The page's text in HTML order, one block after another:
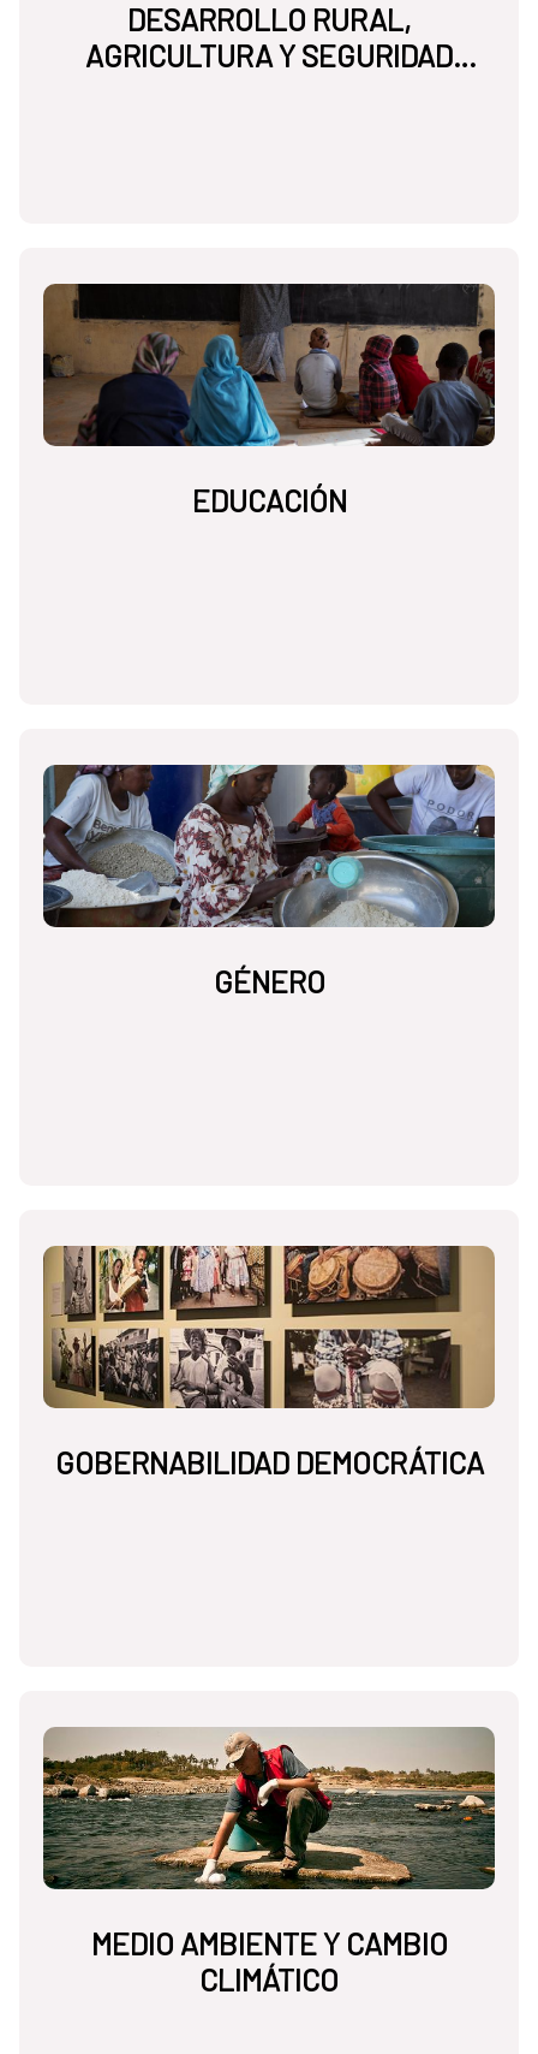
DESARROLLO RURAL,
AGRICULTURA Y SEGURIDAD
EDUCACIÓN
GÉNERO
GOBERNABILIDAD DEMOCRÁTICA
MEDIO AMBIENTE Y CAMBIO
CLIMÁTICO